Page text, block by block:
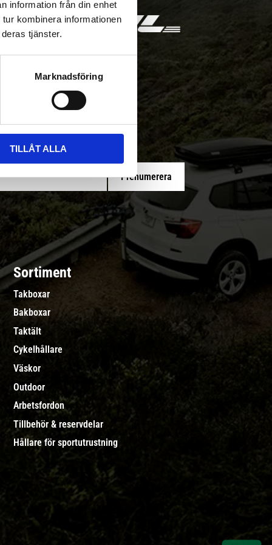
information från din enhet
kombinera informationen
tjänster.
Marknadsföring
TILLÅT ALLA
utan montering
Prenumerera
Sortiment
Takboxar
Bakboxar
Taktält
Cykelhållare
Väskor
Outdoor
Arbetsfordon
Tillbehör & reservdelar
Hållare för sportutrustning